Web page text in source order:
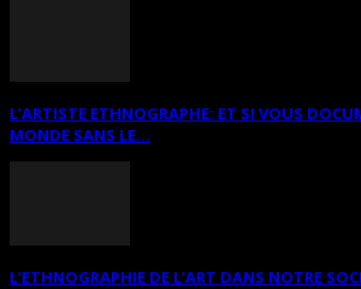
L’ARTISTE ETHNOGRAPHE: ET SI VOUS
MONDE SANS LE...
L’ETHNOGRAPHIE DE L’ART DANS NOTRE